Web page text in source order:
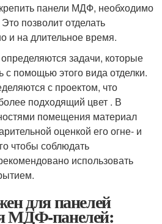
панели МДФ, необходимо
позволит отделать
и на длительное время.
задачи, которые
с помощью этого вида отделки.
с проектом, что
подходящий цвет . В
помещения материал
оценкой его огне- и
чтобы соблюдать
использовать
для панелей
МДФ-панелей: